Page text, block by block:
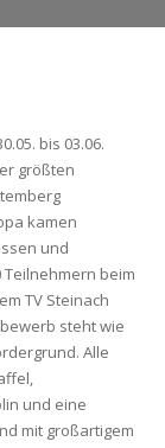
bis 03.06.
größten
kamen
und
Teilnehmern beim
TV Steinach
steht wie
Alle
und eine
mit großartigem